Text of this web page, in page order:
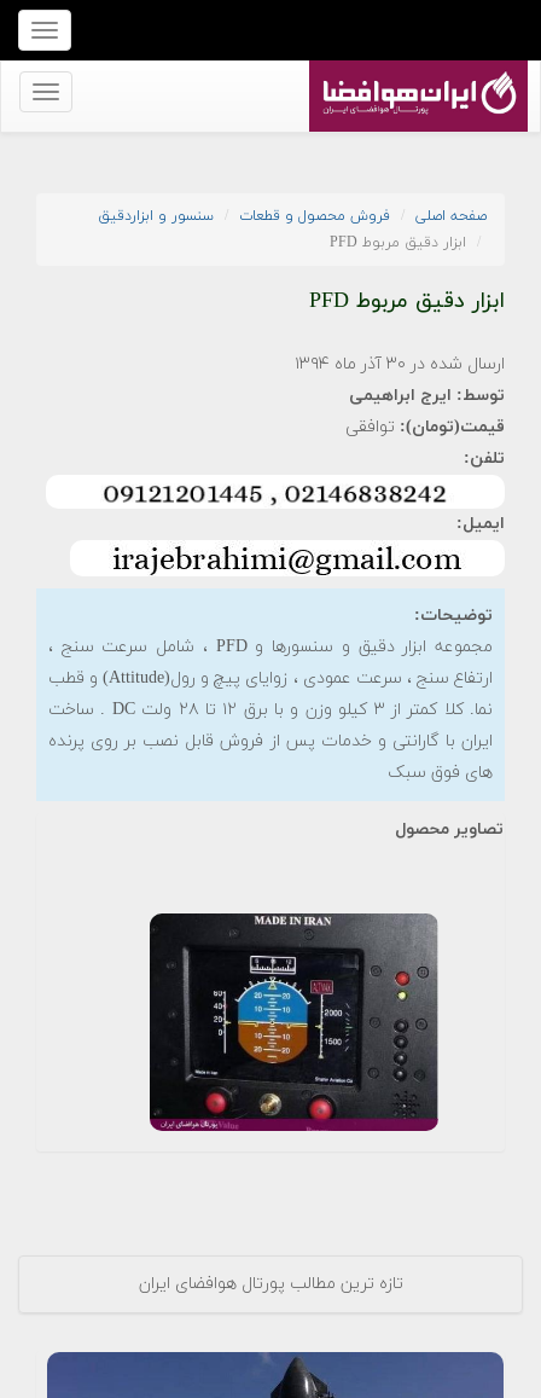
برای
نمایش
منو
برای
صفحه اصلی فروش محصول و قطعات
سنسور و ابزاردقیق
ابزار دقیق مربوط PFD
ابزار دقیق مربوط PFD
ارسال شده در ۳۰ آذر ماه ۱۳۹۴
توسط: ایرج ابراهیمی
قیمت(تومان): توافقی
تلفن:
ایمیل:
توضیحات:
مجموعه ابزار دقیق و سنسورها و PFD ، شامل سرعت سنج ،
ارتفاع سنج ، سرعت عمودی ، زوایای پیچ و رول(Attitude) و قطب
نما. کلا کمتر از ۳ کیلو وزن و با برق ۱۲ تا ۲۸ ولت DC . ساخت
ایران با گارانتی و خدمات پس از فروش قابل نصب بر روی پرنده
های فوق سبک
تصاویر محصول
تازه ترین مطالب پورتال هوافضای ایران